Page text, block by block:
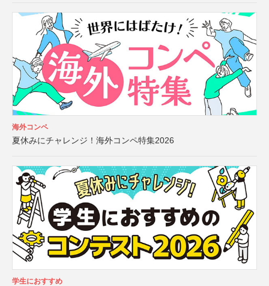
海外コンペ
夏休みにチャレンジ！海外コンペ特集2026
学生におすすめ